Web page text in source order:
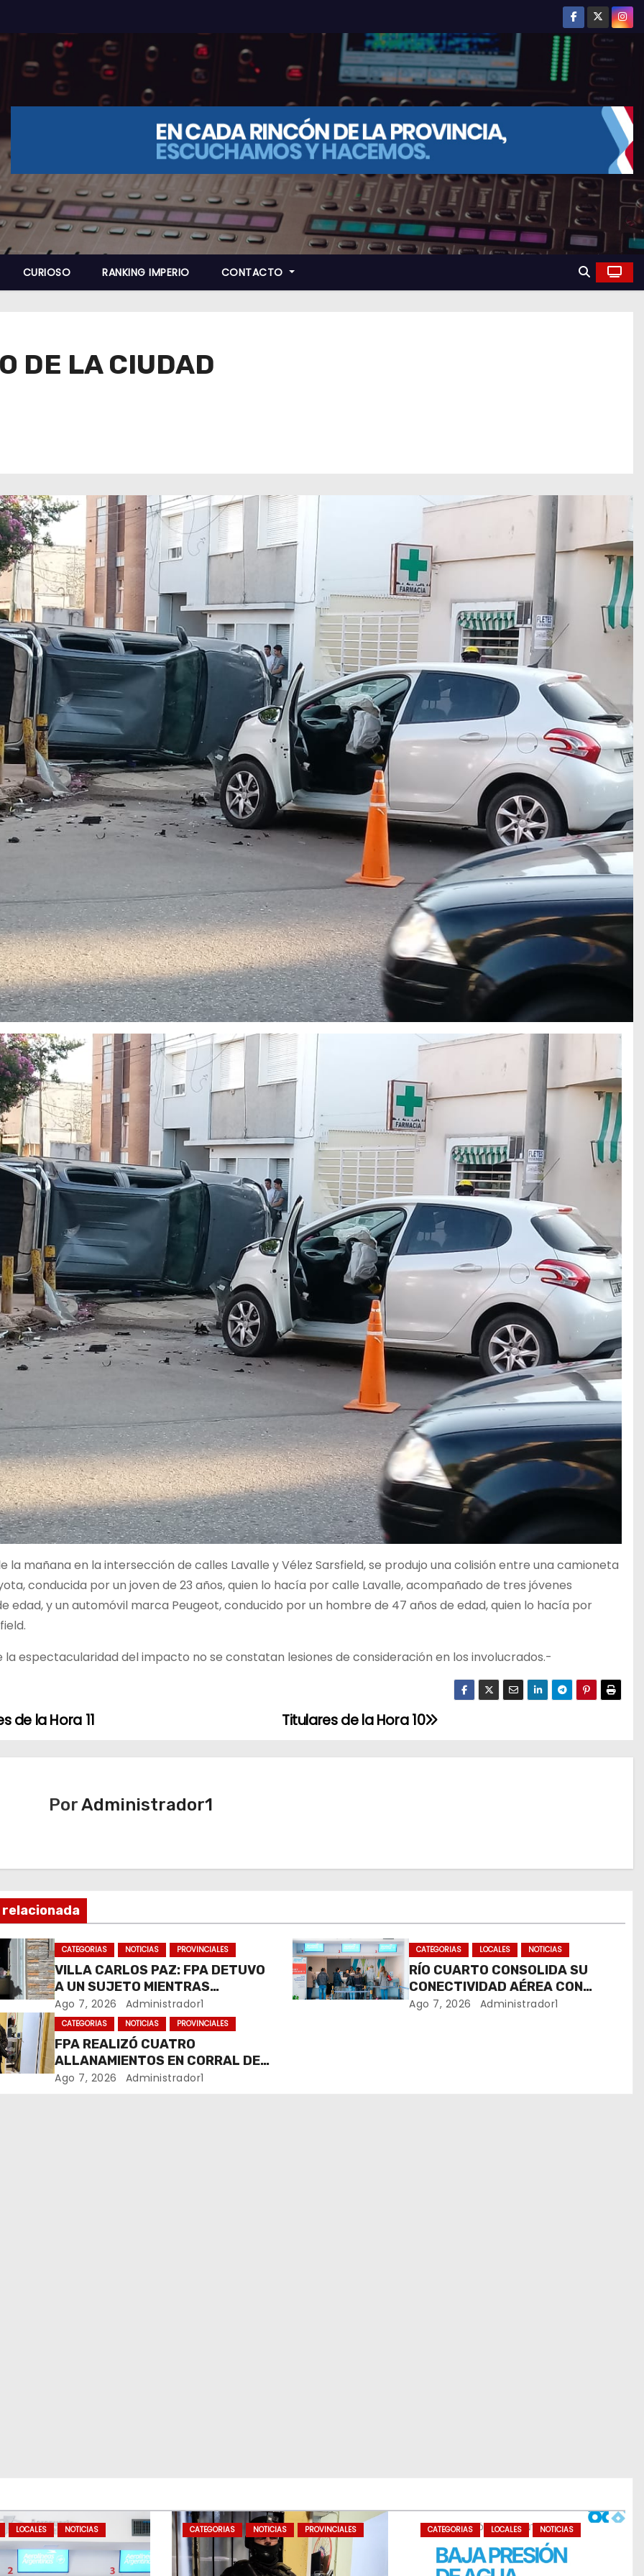
CURIOSO RANKING IMPERIO CONTACTO
DE LA CIUDAD
la mañana en la intersección de calles Lavalle y Vélez Sarsfield, se produjo una colisión entre una camioneta
conducida por un joven de 23 años, quien lo hacía por calle Lavalle, acompañado de tres jóvenes
edad, y un automóvil marca Peugeot, conducido por un hombre de 47 años de edad, quien lo hacía por
la espectacularidad del impacto no se constatan lesiones de consideración en los involucrados.-
Titulares de la Hora 10
de la Hora 11
PorAdministrador1
CATEGORIAS NOTICIAS PROVINCIALES
VILLA CARLOS PAZ: FPA DETUVO
A UN SUJETO MIENTRAS
COMERCIALIZABA COCAÍNA Y
MARIHUANA EN UNA PLAZA
Ago 7, 2026 Administrador1
CATEGORIAS LOCALES NOTICIAS
RÍO CUARTO CONSOLIDA SU
CONECTIVIDAD AÉREA CON
CUATRO VUELOS SEMANALES A
Ago 7, 2026 Administrador1
CATEGORIAS NOTICIAS PROVINCIALES
FPA REALIZÓ CUATRO
ALLANAMIENTOS EN CORRAL DE
BUSTOS-IFFLINGER
Ago 7, 2026 Administrador1
LOCALES NOTICIAS CATEGORIAS NOTICIAS PROVINCIALES CATEGORIAS LOCALES NOTICIAS